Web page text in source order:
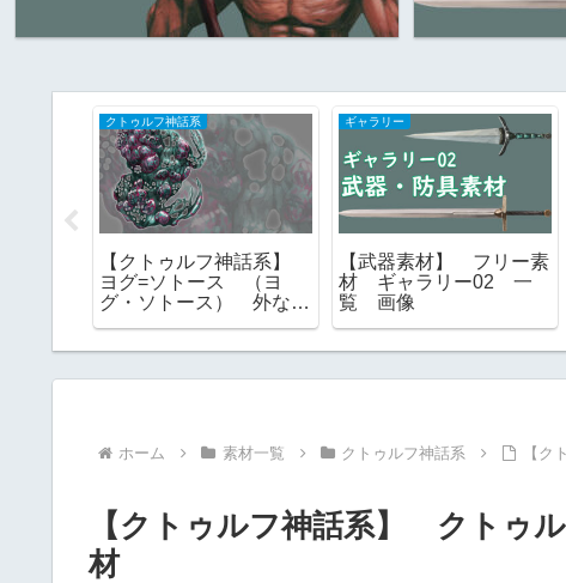
クトゥルフ神話系
【クトゥルフ神話系】
ヨグ=ソトース （ヨ
グ・ソトース） 外なる
ギャラリー
【武器素材】 フリー素
材 ギャラリー02 一
覧 画像
ホーム 素材一覧 クトゥルフ神話系 【
【クトゥルフ神話系】 クト
材